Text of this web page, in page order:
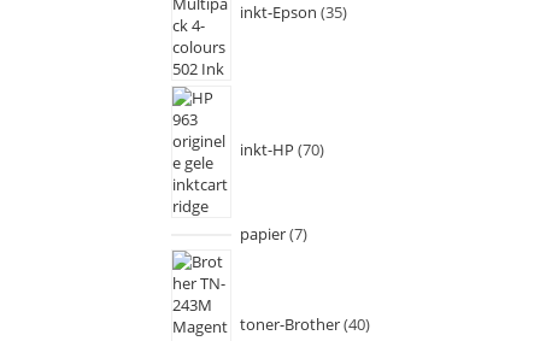
inkt-Epson 35
inkt-HP 70
papier 7
toner-Brother 40